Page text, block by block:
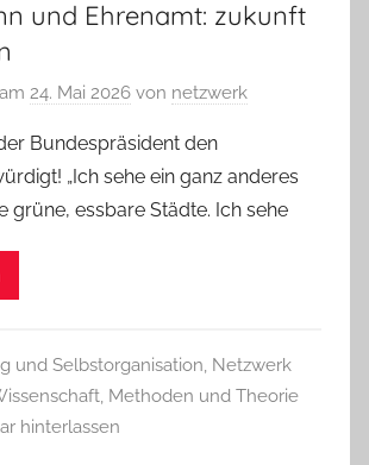
und Ehrenamt: zukunft
24. Mai 2026 von netzwerk
Bundespräsident den
„Ich sehe ein ganz anderes
grüne, essbare Städte. Ich sehe
und Selbstorganisation, Netzwerk
Methoden und Theorie
hinterlassen